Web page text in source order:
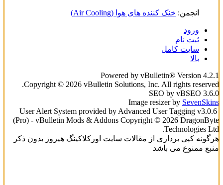
انجمن: خنک کننده های هوا (Air Cooling)
ورود
ثبت نام
سایت کامل
بالا
Powered by vBulletin® Version 4.2.1
Copyright © 2026 vBulletin Solutions, Inc. All rights reserved.
SEO by vBSEO 3.6.0
Image resizer by SevenSkins
User Alert System provided by Advanced User Tagging v3.0.6
(Pro) - vBulletin Mods & Addons Copyright © 2026 DragonByte
Technologies Ltd.
هرگونه کپی برداری از مقالات سایت اورکلاکینگ هیروز بدون ذکر
منبع ممنوع می باشد